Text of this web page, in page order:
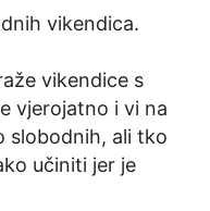
vikendica.
vikendice s
vjerojatno i vi na
slobodnih, ali tko
učiniti jer je